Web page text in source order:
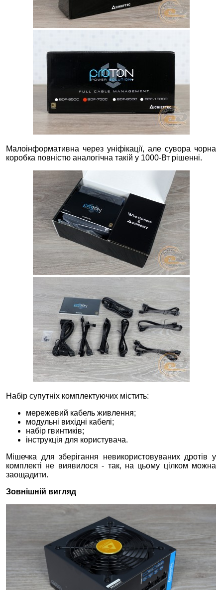
Малоінформативна через уніфікації, але сувора чорна
коробка повністю аналогічна такій у 1000-Вт рішенні.
Набір супутніх комплектуючих містить:
мережевий кабель живлення;
модульні вихідні кабелі;
набір гвинтиків;
інструкція для користувача.
Мішечка для зберігання невикористовуваних дротів у
комплекті не виявилося - так, на цьому цілком можна
заощадити.
Зовнішній вигляд